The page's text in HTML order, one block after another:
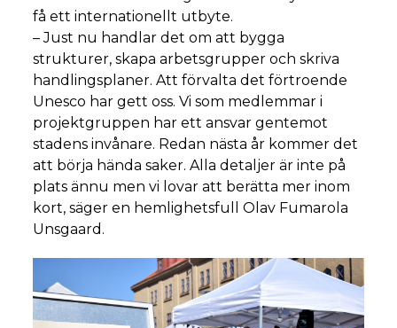
få ett internationellt utbyte.
– Just nu handlar det om att bygga
strukturer, skapa arbetsgrupper och skriva
handlingsplaner. Att förvalta det förtroende
Unesco har gett oss. Vi som medlemmar i
projektgruppen har ett ansvar gentemot
stadens invånare. Redan nästa år kommer det
att börja hända saker. Alla detaljer är inte på
plats ännu men vi lovar att berätta mer inom
kort, säger en hemlighetsfull Olav Fumarola
Unsgaard.